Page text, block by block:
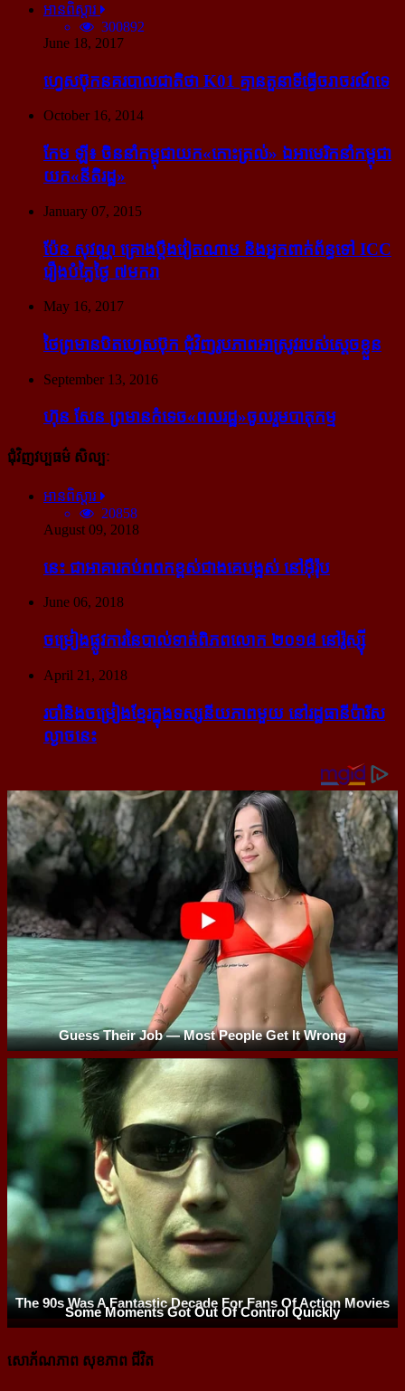
អានពិស្ដារ
300892
June 18, 2017
ហ្វេសប៊ុក​នគរបាល​ជាតិ​ថា K01 គ្មាន​តួនាទី​ធ្វើ​ចរាចរណ៍​ទេ
October 16, 2014
កែម ឡី៖ ចិន​នាំ​កម្ពុជា​យក​«កោះ​ត្រល់» ឯ​អាមេរិក​នាំ​កម្ពុជា​
យក​«នីតិរដ្ឋ»
January 07, 2015
ប៉ែន សុវណ្ណ គ្រោង​ប្តឹង​វៀតណាម និង​អ្នក​ពាក់​ព័ន្ធ​ទៅ ICC
រឿង​បំភ្លៃ​ថ្ងៃ ៧​មករា
May 16, 2017
ថៃ​ព្រមាន​បិត​ហ្វេសប៊ុក ជុំ​វិញ​រូបភាព​អាស្រូវ​របស់​ស្ដេច​ខ្លួន
September 13, 2016
ហ៊ុន សែន ព្រមាន​កំទេច​«ពលរដ្ឋ»​ចូលរួម​បាតុកម្ម
ជុំវិញវប្បធម៌ សិល្បៈ
អានពិស្ដារ
20858
August 09, 2018
នេះ ជា​អាគារ​កប់​ពពក​ខ្ពស់​ជាង​គេ​បង្អស់ នៅ​អ៊ឺរ៉ុប
June 06, 2018
ចម្រៀង​ផ្លូវការ​នៃ​បាល់ទាត់​ពិភពលោក ២០១៨ នៅ​រ៉ូស្ស៊ី
April 21, 2018
របាំ​និង​ចម្រៀង​ខ្មែរ​ក្នុង​ទស្សនីយភាព​មួយ នៅ​រដ្ឋធានី​ប៉ារីស​
ល្ងាច​នេះ
សោភ័ណភាព សុខភាព ជីវិត